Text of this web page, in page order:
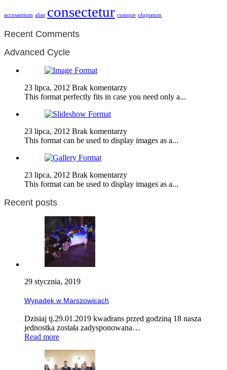
accusantium alias consectetur cumque oluptatum
Recent Comments
Advanced Cycle
23 lipca, 2012 Brak komentarzy
This format perfectly fits in case you need only a...
23 lipca, 2012 Brak komentarzy
This format can be used to display images as a...
23 lipca, 2012 Brak komentarzy
This format can be used to display images as a...
Recent posts
29 stycznia, 2019
Wypadek w Marszowicach
Dzisiaj tj.29.01.2019 kwadrans przed godziną 18 nasza
jednostka została zadysponowana…
Read more